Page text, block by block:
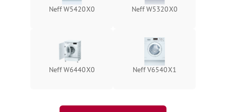
Neff W5420X0 Neff W5320X0
Neff W6440X0 Neff V6540X1